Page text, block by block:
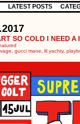
LATEST POSTS
SO COLD I NEED A
gucci mane lil yachty,